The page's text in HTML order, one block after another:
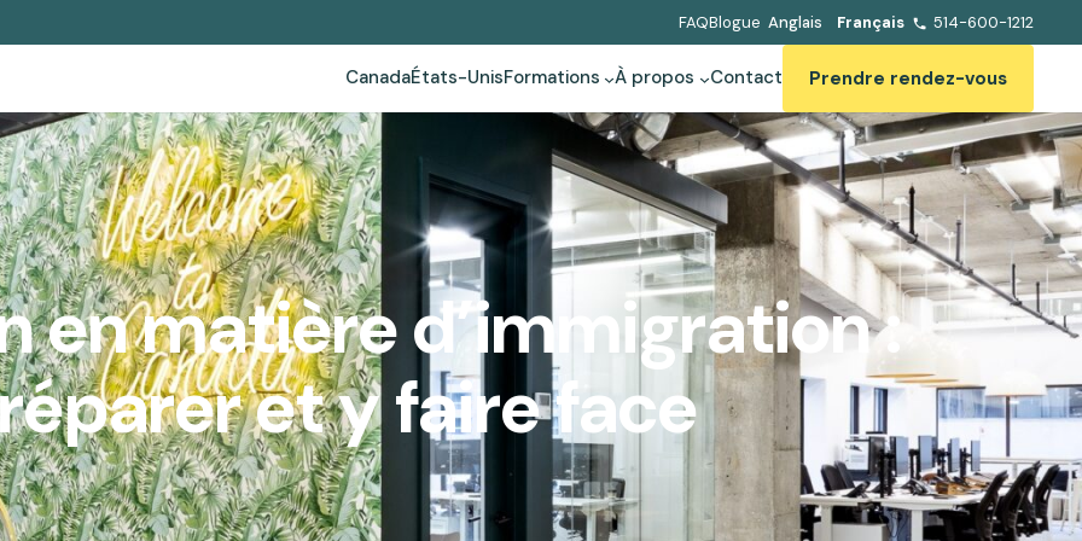
FAQBlogue Anglais Français 514-600-1212
CanadaÉtats-UnisFormations À propos Contact Prendre rendez-vous
en matière d’immigration :
et y faire face